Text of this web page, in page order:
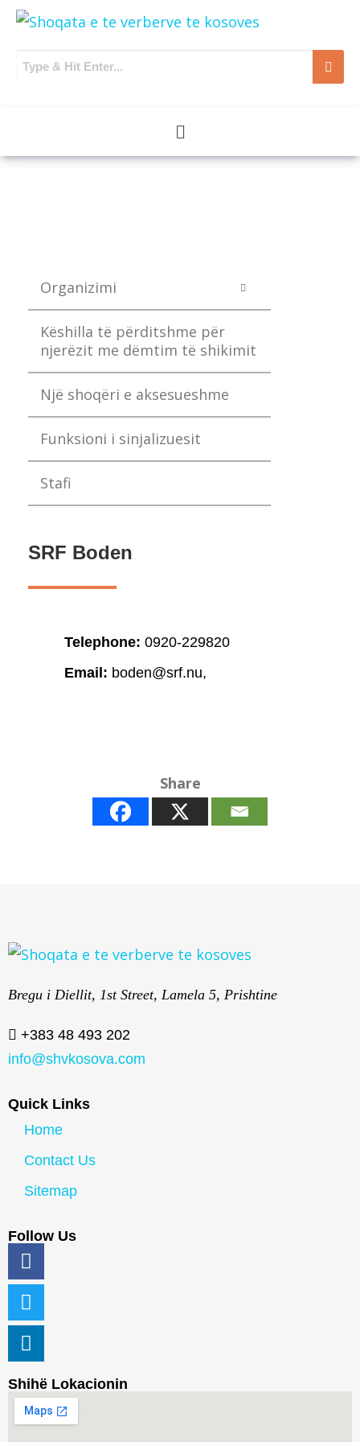
Organizimi
Këshilla të përditshme për
njerëzit me dëmtim të shikimit
Një shoqëri e aksesueshme
Funksioni i sinjalizuesit
Stafi
SRF Boden
Telephone: 0920-229820
Email: boden@srf.nu,
Share
Bregu i Diellit, 1st Street, Lamela 5, Prishtine
+383 48 493 202
info@shvkosova.com
Quick Links
Home
Contact Us
Sitemap
Follow Us
Shihë Lokacionin